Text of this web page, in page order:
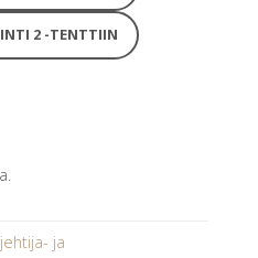
2 -TENTTIIN
ja